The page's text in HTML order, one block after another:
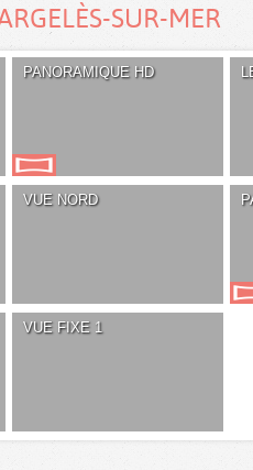
SUR-MER
PANORAMIQUE HD
VUE NORD
VUE FIXE 1